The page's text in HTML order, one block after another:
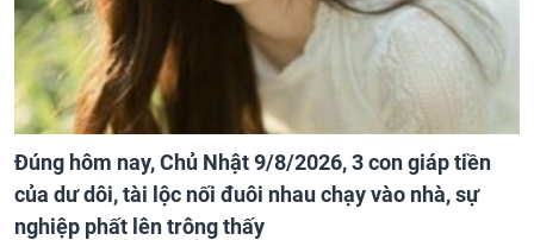
Đúng hôm nay, Chủ Nhật 9/8/2026, 3 con giáp tiền
của dư dôi, tài lộc nối đuôi nhau chạy vào nhà, sự
nghiệp phất lên trông thấy